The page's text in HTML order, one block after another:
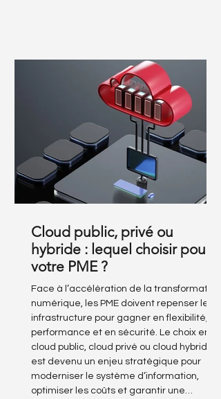
Cloud public, privé ou
hybride : lequel choisir pour
votre PME ?
Face à l’accélération de la transformation
numérique, les PME doivent repenser leur
infrastructure pour gagner en flexibilité, en
performance et en sécurité. Le choix entre
cloud public, cloud privé ou cloud hybride
est devenu un enjeu stratégique pour
moderniser le système d’information,
optimiser les coûts et garantir une